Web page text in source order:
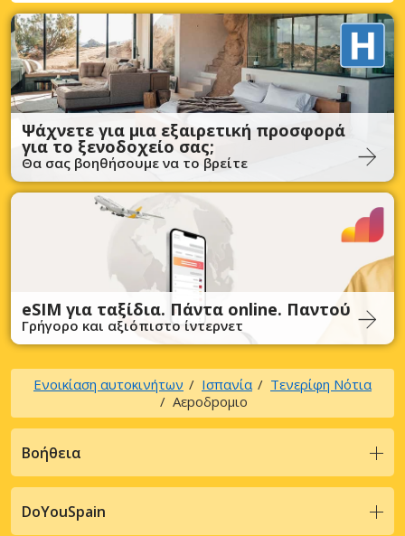
Ψάχνετε για μια εξαιρετική προσφορά
για το ξενοδοχείο σας;
Θα σας βοηθήσουμε να το βρείτε
eSIM για ταξίδια. Πάντα online. Παντού
Γρήγορο και αξιόπιστο ίντερνετ
Ενοικίαση αυτοκινήτων Ισπανία
Τενερίφη Νότια
Αεpoδpoμιo
Βοήθεια
DoYouSpain